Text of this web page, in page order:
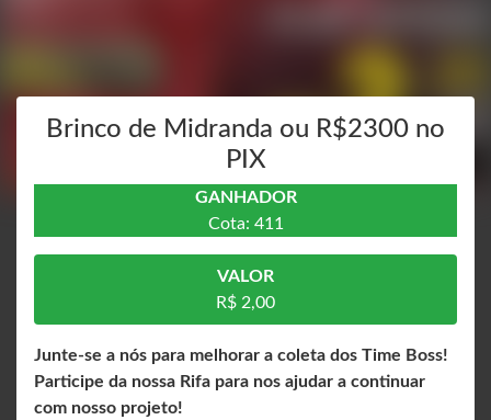
Brinco de Midranda ou R$2300 no
PIX
GANHADOR
Cota: 411
VALOR
R$ 2,00
Junte-se a nós para melhorar a coleta dos Time Boss!
Participe da nossa Rifa para nos ajudar a continuar
com nosso projeto!